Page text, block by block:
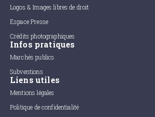
Logos & Images libres de droit
Espace Presse
Crédits photographiques
Infos pratiques
Marchés publics
Subventions
Liens utiles
Mentions légales
Politique de confidentialité